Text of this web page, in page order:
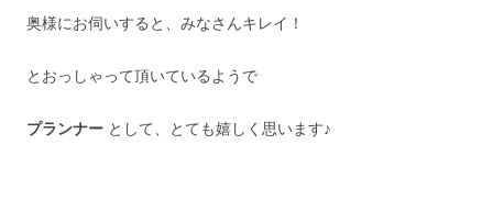
奥様にお伺いすると、みなさんキレイ！
とおっしゃって頂いているようで
プランナー として、とても嬉しく思います♪